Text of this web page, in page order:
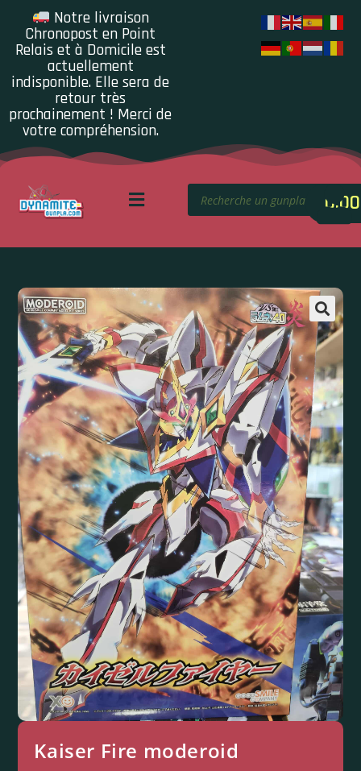
Notre livraison
Chronopost en Point
Relais et à Domicile est
actuellement
indisponible. Elle sera de
retour très
prochainement ! Merci de
votre compréhension.
0.00
Kaiser Fire moderoid